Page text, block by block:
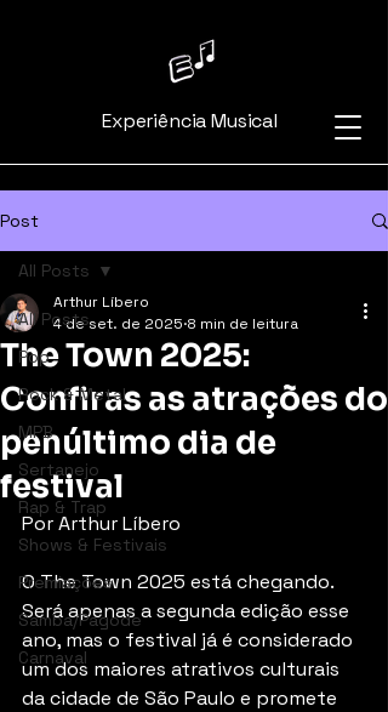
Experiência Musical
Post
All Posts
Pop
Rock & Metal
MPB
Sertanejo
Rap & Trap
Shows & Festivais
Premiações
Samba/Pagode
Carnaval
All Posts
The Town 2025:
Confiras as atrações do
penúltimo dia de
festival
Arthur Líbero
4 de set. de 2025 8 min de leitura
Por Arthur Líbero
O The Town 2025 está chegando.
Será apenas a segunda edição esse
ano, mas o festival já é considerado
um dos maiores atrativos culturais
da cidade de São Paulo e promete